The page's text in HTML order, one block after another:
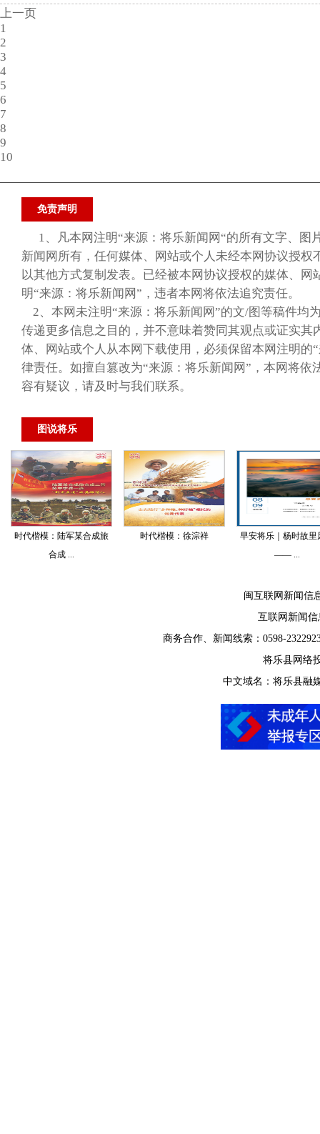
上一页
1
2
3
4
5
6
7
8
9
10
免责声明
1、凡本网注明“来源：将乐新闻网“的所有文字、图
新闻网所有，任何媒体、网站或个人未经本网协议授权
以其他方式复制发表。已经被本网协议授权的媒体、网
明“来源：将乐新闻网”，违者本网将依法追究责任。
2、本网未注明“来源：将乐新闻网”的文/图等稿件均
传递更多信息之目的，并不意味着赞同其观点或证实其
体、网站或个人从本网下载使用，必须保留本网注明的
律责任。如擅自篡改为“来源：将乐新闻网”，本网将依
容有疑议，请及时与我们联系。
图说将乐
时代楷模：陆军某合成旅
合成 ...
时代楷模：徐淙祥
早安将乐｜杨时故里
—— ...
闽互联网新闻信
互联网新闻信
商务合作、新闻线索：0598-
将乐县网络
中文域名：将乐县融